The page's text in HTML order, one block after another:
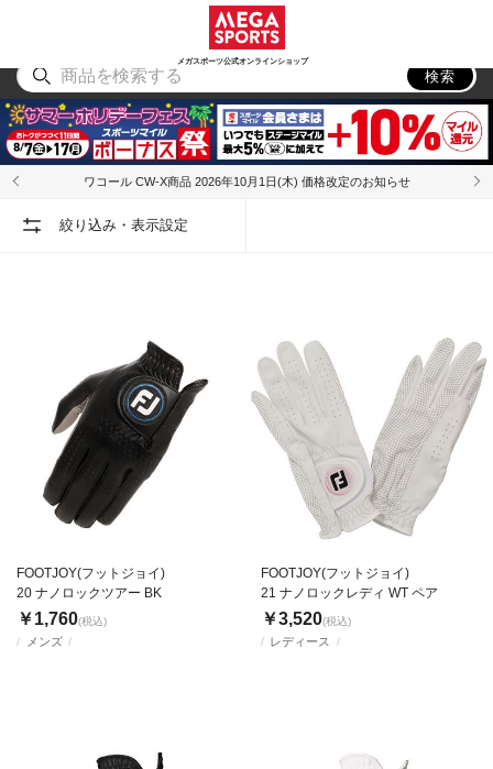
メガスポーツ公式オンラインショップ
アウトドア
検索
ワコール CW-X商品 2026年10月1日(木) 価格改定のお知らせ
絞り込み・表示設定
メンズ
FOOTJOY(フットジョイ)
20 ナノロックツアー BK
￥1,760(税込)
レディース
FOOTJOY(フットジョイ)
21 ナノロックレディ WT ペア
￥3,520(税込)